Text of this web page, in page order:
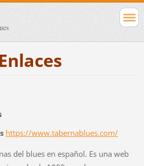
Enlaces
https://www.tabernablues.com/
del blues en español. Es una web